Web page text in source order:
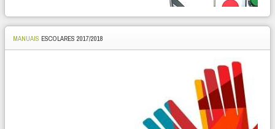
MANUAIS ESCOLARES 2017/2018